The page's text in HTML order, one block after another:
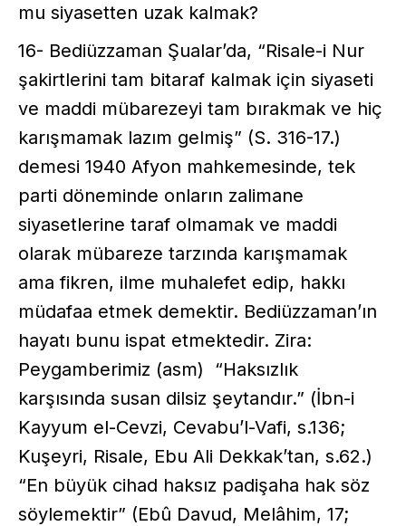
mu siyasetten uzak kalmak?
16- Bediüzzaman Şualar’da, “Risale-i Nur
şakirtlerini tam bitaraf kalmak için siyaseti
ve maddi mübarezeyi tam bırakmak ve hiç
karışmamak lazım gelmiş” (S. 316-17.)
demesi 1940 Afyon mahkemesinde, tek
parti döneminde onların zalimane
siyasetlerine taraf olmamak ve maddi
olarak mübareze tarzında karışmamak
ama fikren, ilme muhalefet edip, hakkı
müdafaa etmek demektir. Bediüzzaman’ın
hayatı bunu ispat etmektedir. Zira:
Peygamberimiz (asm) “Haksızlık
karşısında susan dilsiz şeytandır.” (İbn-i
Kayyum el-Cevzi, Cevabu’l-Vafi, s.136;
Kuşeyri, Risale, Ebu Ali Dekkak’tan, s.62.)
“En büyük cihad haksız padişaha hak söz
söylemektir” (Ebû Davud, Melâhim, 17;